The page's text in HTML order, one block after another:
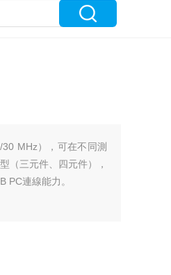
MHz），可在不同測
（三元件、四元件），
PC連線能力。